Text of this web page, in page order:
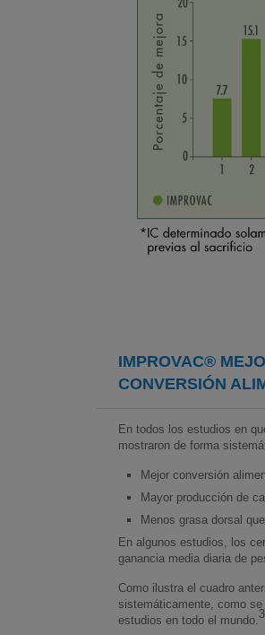
IMPROVAC®
CONVERSIÓN
En todos los estudios en
mostraron de forma
Mejor conversión
Mayor producción de
Menos grasa dorsal
En algunos estudios, los
ganancia media diaria de
Como ilustra el cuadro
sistemáticamente, como
estudios en todo el mundo. 3